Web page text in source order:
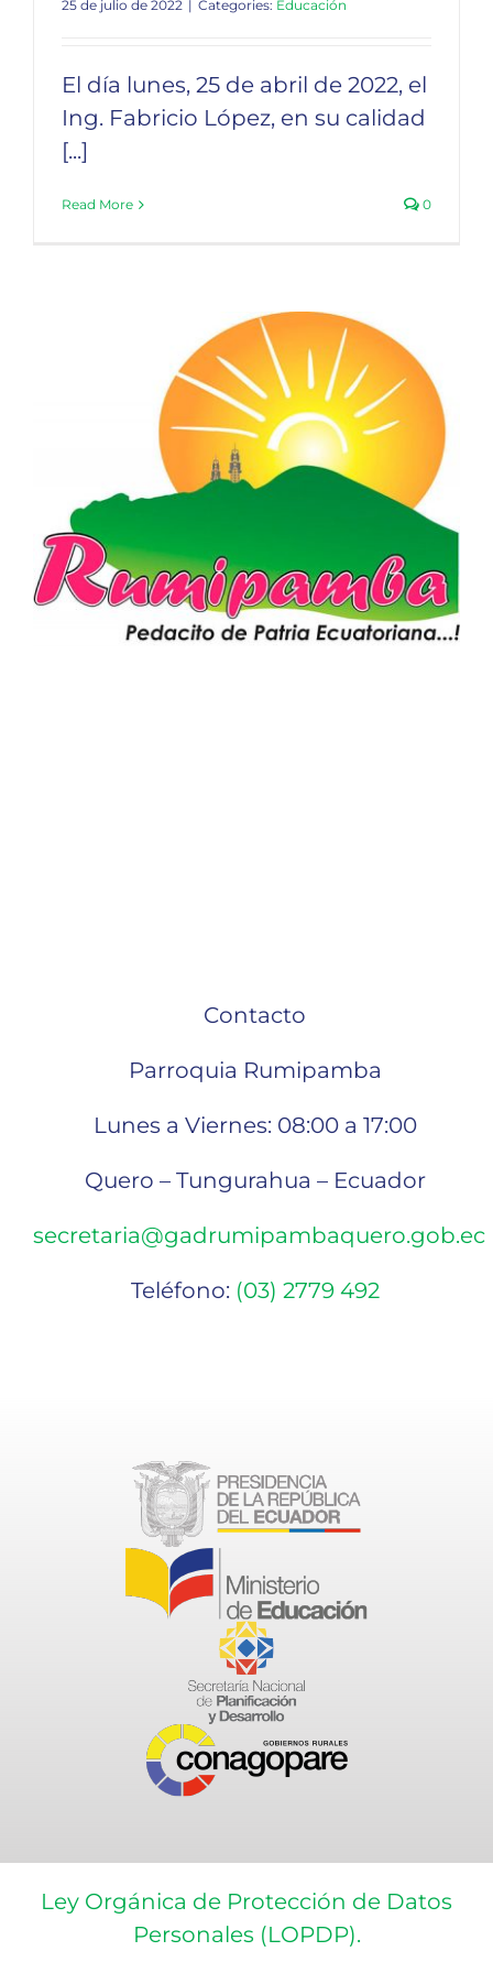
25 de julio de 2022 | Categories: Educación
El día lunes, 25 de abril de 2022, el
Ing. Fabricio López, en su calidad
[...]
Read More 0
Contacto
Parroquia Rumipamba
Lunes a Viernes: 08:00 a 17:00
Quero – Tungurahua – Ecuador
secretaria@gadrumipambaquero.gob.ec
Teléfono: (03) 2779 492
Ley Orgánica de Protección de Datos
Personales (LOPDP).